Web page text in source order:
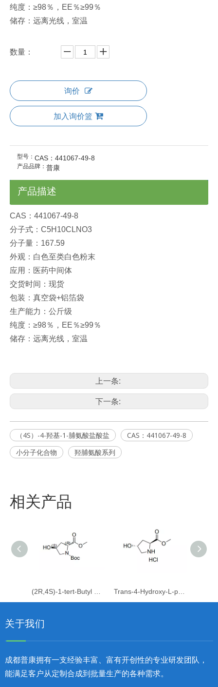
纯度：≥98％，EE％≥99％
储存：远离光线，室温
数量：
询价
加入询价篮
型号： CAS：441067-49-8
产品品牌： 普康
产品描述
CAS：441067-49-8
分子式：C5H10CLNO3
分子量：167.59
外观：白色至类白色粉末
应用：医药中间体
交货时间：现货
包装：真空袋+铝箔袋
生产能力：公斤级
纯度：≥98％，EE％≥99％
储存：远离光线，室温
上一条:
下一条:
（4S）-4-羟基-1-脯氨酸盐酸盐
CAS：441067-49-8
小分子化合物
羟脯氨酸系列
相关产品
关于我们
成都普康拥有一支经验丰富、富有开创性的专业研发团队，
能满足客户从定制合成到批量生产的各种需求。